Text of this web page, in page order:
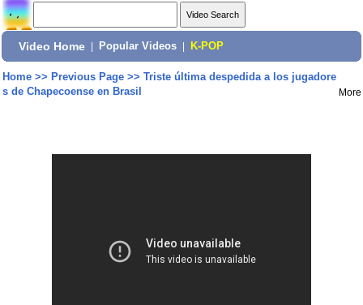
Video Home Popular Videos K-POP
Home>> Previous Page>> Triste última despedida a los jugadore
s de Chapecoense en Brasil
More